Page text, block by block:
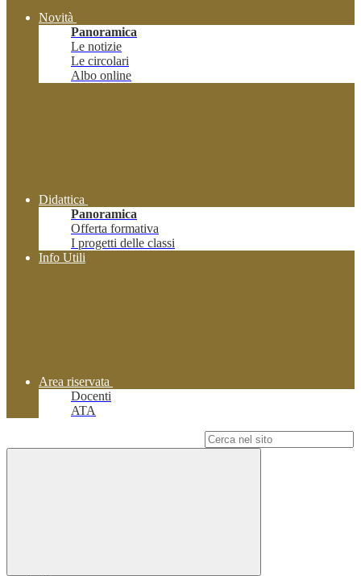
Novità
Panoramica
Le notizie
Le circolari
Albo online
Didattica
Panoramica
Offerta formativa
I progetti delle classi
Info Utili
Area riservata
Docenti
ATA